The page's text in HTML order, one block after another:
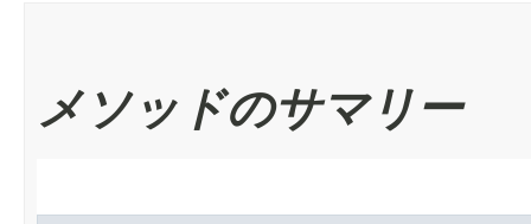
メソッドのサマリー